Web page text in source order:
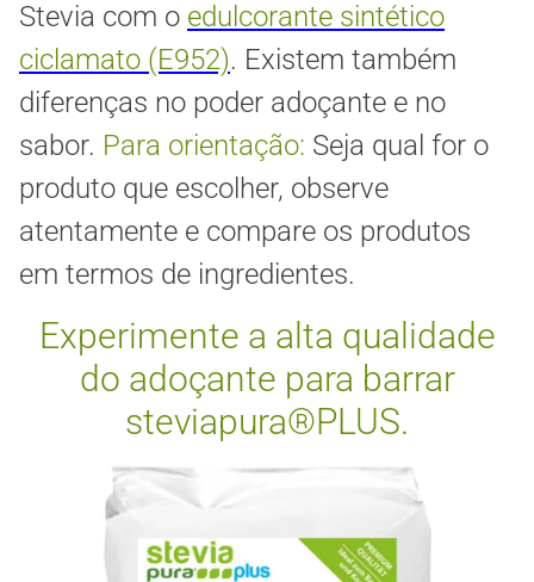
Stevia com o edulcorante sintético
ciclamato (E952). Existem também
diferenças no poder adoçante e no
sabor. Para orientação: Seja qual for o
produto que escolher, observe
atentamente e compare os produtos
em termos de ingredientes.
Experimente a alta qualidade
do adoçante para barrar
steviapura®PLUS.